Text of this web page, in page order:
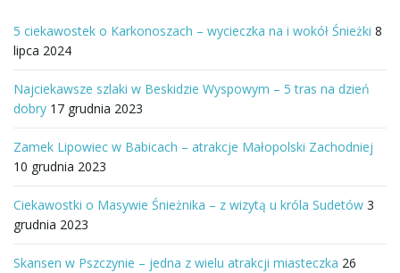
5 ciekawostek o Karkonoszach – wycieczka na i wokół Śnieżki 8
lipca 2024
Najciekawsze szlaki w Beskidzie Wyspowym – 5 tras na dzień
dobry 17 grudnia 2023
Zamek Lipowiec w Babicach – atrakcje Małopolski Zachodniej
10 grudnia 2023
Ciekawostki o Masywie Śnieżnika – z wizytą u króla Sudetów 3
grudnia 2023
Skansen w Pszczynie – jedna z wielu atrakcji miasteczka 26